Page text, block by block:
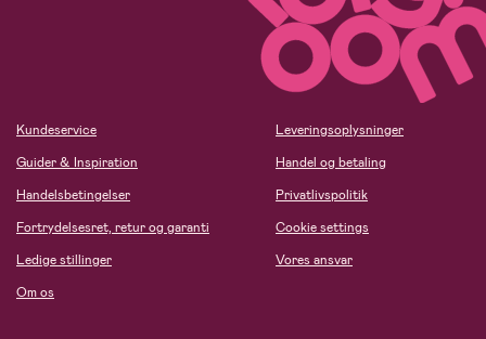
Kundeservice
Guider & Inspiration
Handelsbetingelser
Fortrydelsesret, retur og garanti
Ledige stillinger
Om os
Leveringsoplysninger
Handel og betaling
Privatlivspolitik
Cookie settings
Vores ansvar